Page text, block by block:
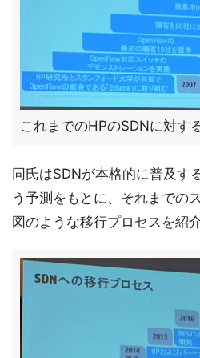
これまでのHPのSDNに対す
同氏はSDNが本格的に普及す
う予測をもとに、それまでの
図のような移行プロセスを紹介